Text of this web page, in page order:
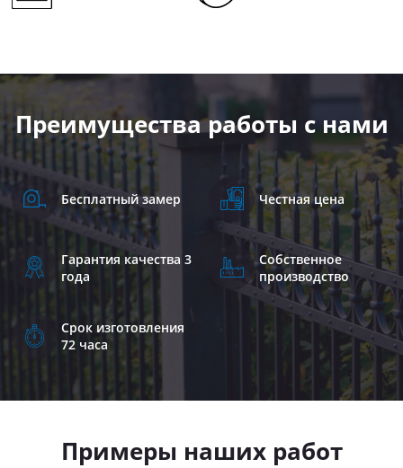
Преимущества работы с нами
Бесплатный замер Честная цена
Гарантия качества 3
года
Собственное
производство
Срок изготовления
72 часа
Примеры наших работ